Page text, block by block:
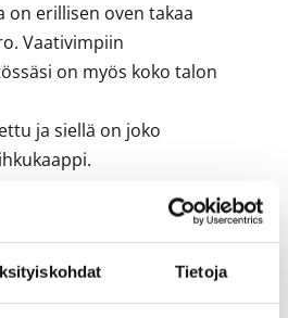
Tietoja
on erillisen oven takaa
Vaativimpiin
on myös koko talon
ja siellä on joko
parkkipaikkaa? Vuokraamme
-tolpattomia ja katettuja
vuokrasopimuksen teon